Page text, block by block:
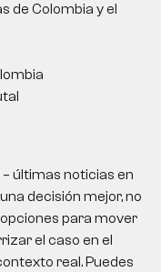
de Colombia y el
últimas noticias en
decisión mejor, no
para mover
el caso en el
real. Puedes